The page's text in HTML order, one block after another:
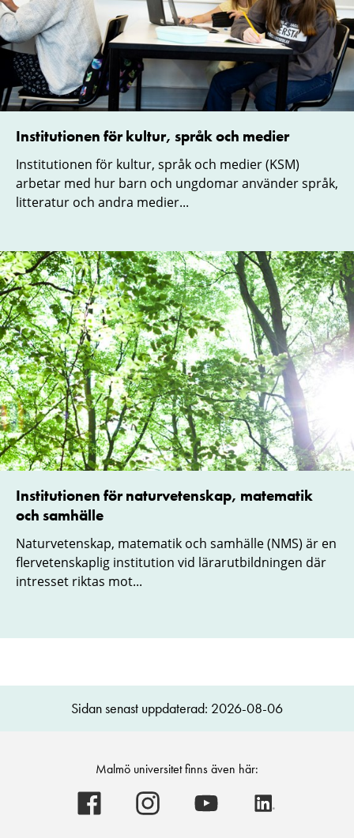
Institutionen för kultur, språk och medier
Institutionen för kultur, språk och medier (KSM)
arbetar med hur barn och ungdomar använder språk,
litteratur och andra medier...
Institutionen för naturvetenskap, matematik
och samhälle
Naturvetenskap, matematik och samhälle (NMS) är en
flervetenskaplig institution vid lärarutbildningen där
intresset riktas mot...
Sidan senast uppdaterad: 2026-08-06
Malmö universitet finns även här:
Malmö
universitet
Malmö
universitet
Malmö
universitet